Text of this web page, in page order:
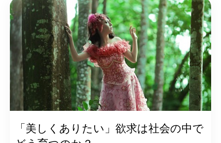
「美しくありたい」欲求は社会の中で